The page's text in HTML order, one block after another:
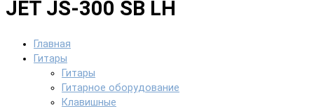
JET JS-300 SB LH
Главная
Гитары
Гитары
Гитарное оборудование
Клавишные